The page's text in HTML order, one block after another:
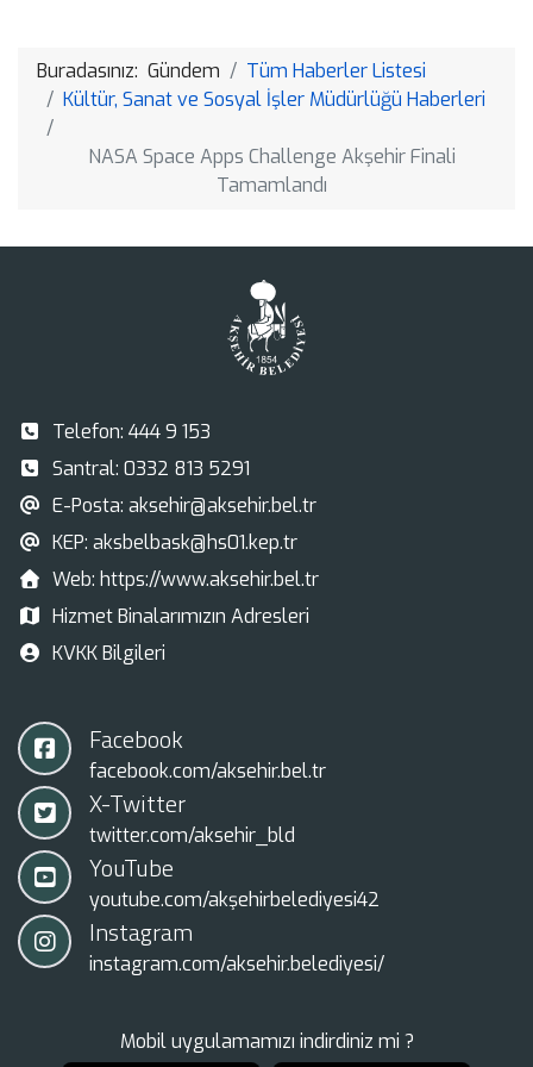
Buradasınız: Gündem
Tüm Haberler Listesi
Kültür, Sanat ve Sosyal İşler Müdürlüğü Haberleri
NASA Space Apps Challenge Akşehir Finali
Tamamlandı
Telefon: 444 9 153
Santral: 0332 813 5291
E-Posta: aksehir@aksehir.bel.tr
KEP: aksbelbask@hs01.kep.tr
Web: https://www.aksehir.bel.tr
Hizmet Binalarımızın Adresleri
KVKK Bilgileri
Facebook
facebook.com/aksehir.bel.tr
X-Twitter
twitter.com/aksehir_bld
YouTube
youtube.com/akşehirbelediyesi42
Instagram
instagram.com/aksehir.belediyesi/
Mobil uygulamamızı indirdiniz mi ?